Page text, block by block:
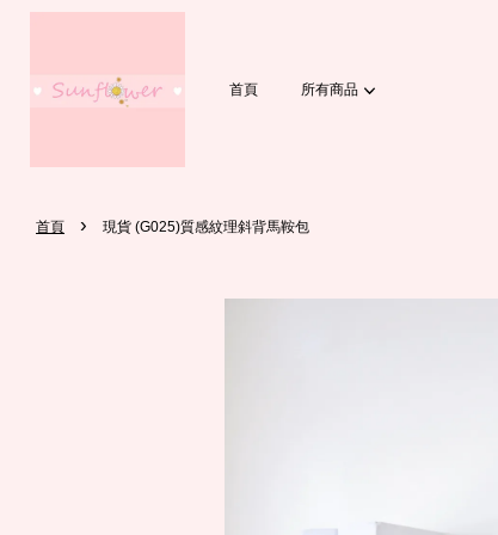
首頁 所有商品
首頁 › 現貨 (G025)質感紋理斜背馬鞍包